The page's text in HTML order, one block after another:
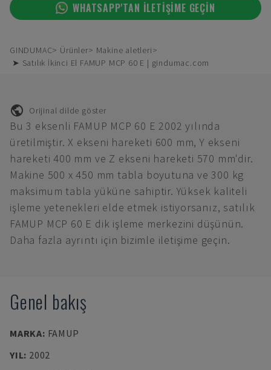
WHATSAPP'TAN ILETIŞIME GEÇIN
GINDUMAC Ürünler
Makine aletleri
➤ Satılık İkinci El FAMUP MCP 60 E | gindumac.com
Orijinal dilde göster
Bu 3 eksenli FAMUP MCP 60 E 2002 yılında
üretilmiştir. X ekseni hareketi 600 mm, Y ekseni
hareketi 400 mm ve Z ekseni hareketi 570 mm'dir.
Makine 500 x 450 mm tabla boyutuna ve 300 kg
maksimum tabla yüküne sahiptir. Yüksek kaliteli
işleme yetenekleri elde etmek istiyorsanız, satılık
FAMUP MCP 60 E dik işleme merkezini düşünün.
Daha fazla ayrıntı için bizimle iletişime geçin.
Genel bakış
MARKA: FAMUP
YIL: 2002